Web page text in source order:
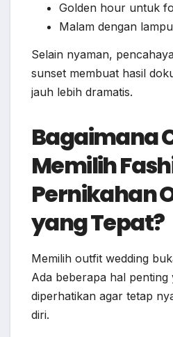
Golden hour untuk
Malam dengan
Selain nyaman,
sunset membuat hasil
jauh lebih dramatis.
Bagaimana
Memilih
Pernikahan
yang Tepat?
Memilih outfit wedding
Ada beberapa hal penting
diperhatikan agar tetap
diri.